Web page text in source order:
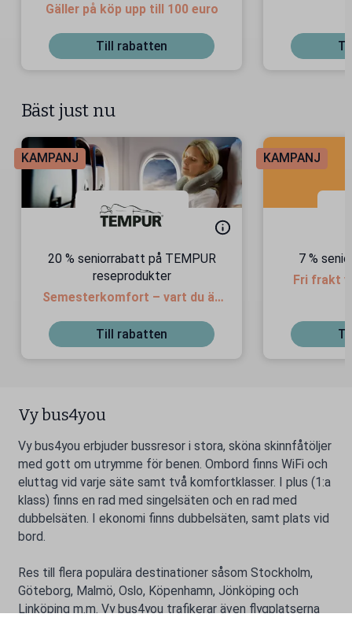
Vy bus4you
Vy bus4you erbjuder bussresor i stora, sköna skinnfåtöljer
med gott om utrymme för benen. Ombord finns WiFi och
eluttag vid varje säte samt två komfortklasser. I plus (1:a
klass) finns en rad med singelsäten och en rad med
dubbelsäten. I ekonomi finns dubbelsäten, samt plats vid
bord.
Res till flera populära destinationer såsom Stockholm,
Göteborg, Malmö, Oslo, Köpenhamn, Jönköping och
Linköping m.m. Vy bus4you trafikerar även flygplatserna
Gäller på köp upp till 100 euro
Till rabatten
Bäst just nu
KAMPANJ
20 % seniorrabatt på TEMPUR
reseprodukter
Semesterkomfort – vart du än
Till rabatten
KAMPANJ
7 %
Fri frakt